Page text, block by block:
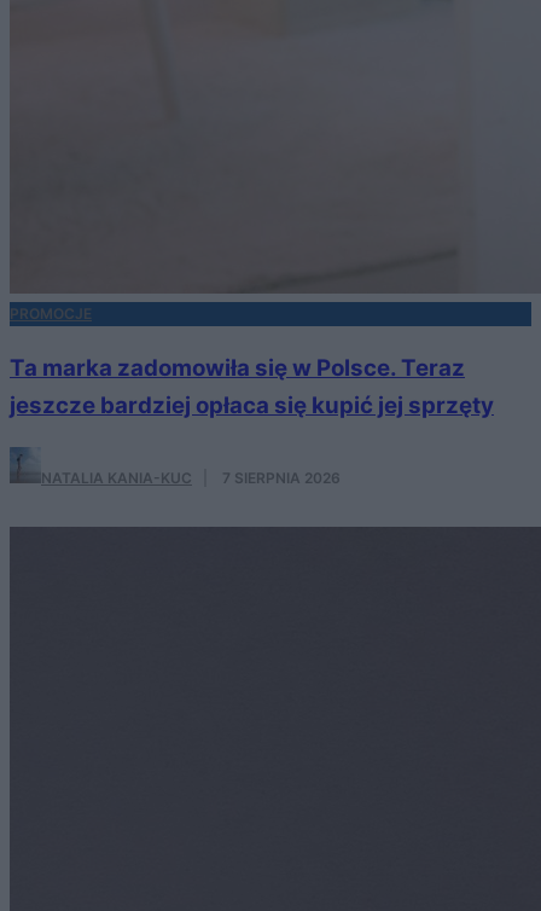
PROMOCJE
Ta marka zadomowiła się w Polsce. Teraz
jeszcze bardziej opłaca się kupić jej sprzęty
NATALIA KANIA-KUC 7 SIERPNIA 2026